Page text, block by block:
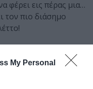
My Personal
φέρει εις πέρας μια…
τον πιο διάσημο
του Θεόφραστου